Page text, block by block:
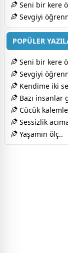
Seni bir kere
Sevgiyi
POPÜLER
Seni bir kere
Sevgiyi
Kendime iki
Bazı insanlar
Cücük
Sessizlik
Yaşamın ölç..